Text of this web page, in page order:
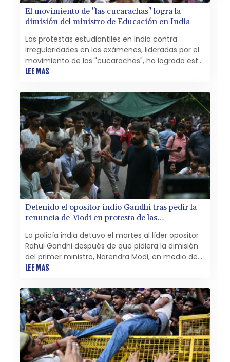
El movimiento de "las cucarachas" logra la
dimisión del ministro de Educación en India
Las protestas estudiantiles en India contra
irregularidades en los exámenes, lideradas por el
movimiento de las "cucarachas", ha logrado este
sábado una victoria con la dimisión del ministro
LEE MAS
Detenido el opositor indio Gandhi tras pedir la
renuncia de Modi en protesta de las
La policía india detuvo el martes al líder opositor
Rahul Gandhi después de que pidiera la dimisión
del primer ministro, Narendra Modi, en medio de
las protestas de jóvenes en Nueva Delhi que
LEE MAS